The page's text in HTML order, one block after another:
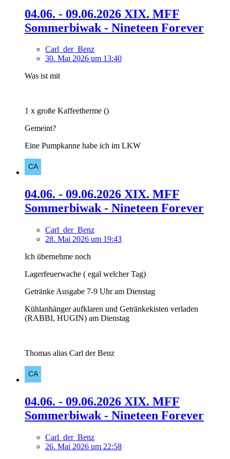
04.06. - 09.06.2026 XIX. MFF
Sommerbiwak - Nineteen Forever
Carl_der_Benz
30. Mai 2026 um 13:40
Was ist mit
1 x große Kaffeetherme ()
Gemeint?
Eine Pumpkanne habe ich im LKW
04.06. - 09.06.2026 XIX. MFF
Sommerbiwak - Nineteen Forever
Carl_der_Benz
28. Mai 2026 um 19:43
Ich übernehme noch
Lagerfeuerwache ( egal welcher Tag)
Getränke Ausgabe 7-9 Uhr am Dienstag
Kühlanhänger aufklaren und Getränkekisten verladen
(RABBI, HUGIN) am Dienstag
Thomas alias Carl der Benz
04.06. - 09.06.2026 XIX. MFF
Sommerbiwak - Nineteen Forever
Carl_der_Benz
26. Mai 2026 um 22:58